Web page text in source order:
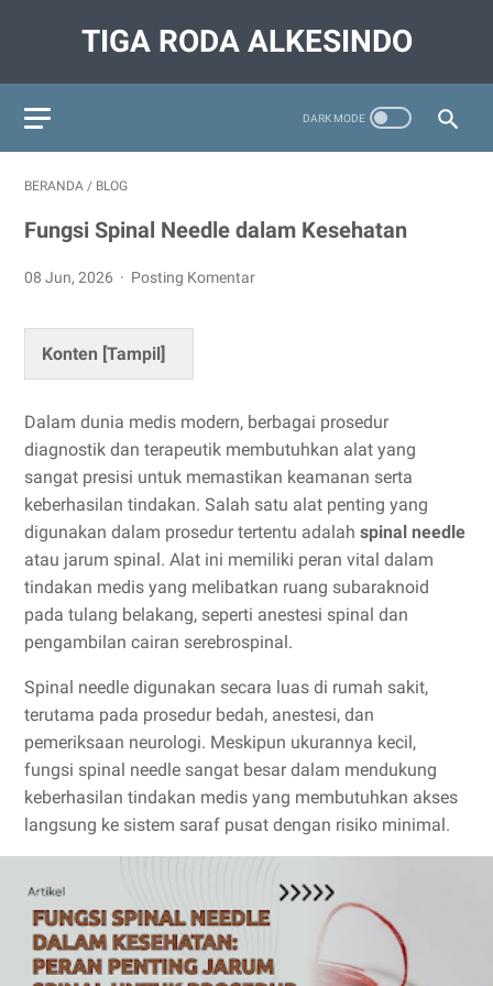
TIGA RODA ALKESINDO
BERANDA / BLOG
Fungsi Spinal Needle dalam Kesehatan
08 Jun, 2026 Posting Komentar
Konten [Tampil]
Dalam dunia medis modern, berbagai prosedur
diagnostik dan terapeutik membutuhkan alat yang
sangat presisi untuk memastikan keamanan serta
keberhasilan tindakan. Salah satu alat penting yang
digunakan dalam prosedur tertentu adalah spinal needle
atau jarum spinal. Alat ini memiliki peran vital dalam
tindakan medis yang melibatkan ruang subaraknoid
pada tulang belakang, seperti anestesi spinal dan
pengambilan cairan serebrospinal.
Spinal needle digunakan secara luas di rumah sakit,
terutama pada prosedur bedah, anestesi, dan
pemeriksaan neurologi. Meskipun ukurannya kecil,
fungsi spinal needle sangat besar dalam mendukung
keberhasilan tindakan medis yang membutuhkan akses
langsung ke sistem saraf pusat dengan risiko minimal.